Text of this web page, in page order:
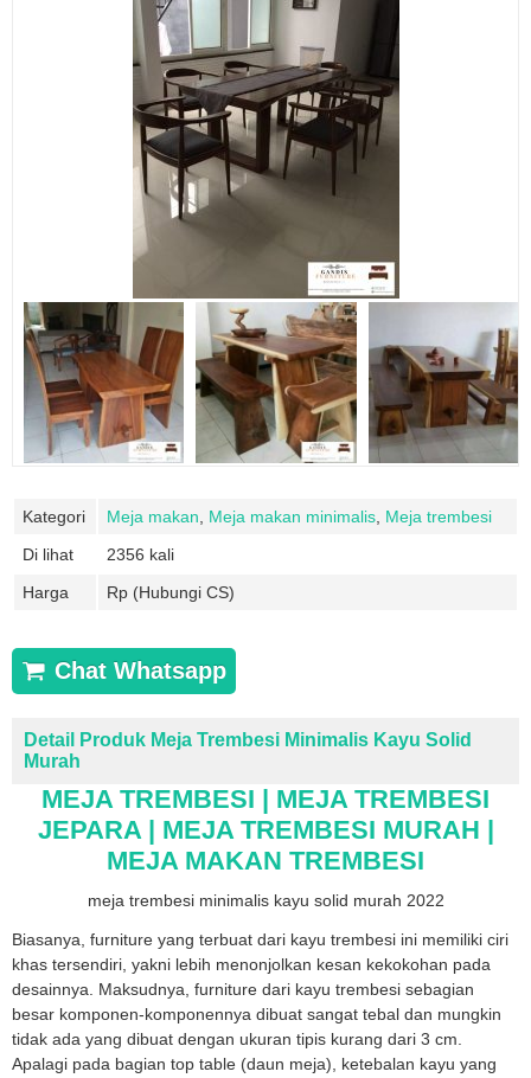
Kategori Meja makan, Meja makan minimalis, Meja trembesi
Di lihat
2356 kali
Harga
Rp (Hubungi CS)
Chat Whatsapp
Detail Produk Meja Trembesi Minimalis Kayu Solid
Murah
MEJA TREMBESI | MEJA TREMBESI
JEPARA | MEJA TREMBESI MURAH |
MEJA MAKAN TREMBESI
meja trembesi minimalis kayu solid murah 2022
Biasanya, furniture yang terbuat dari kayu trembesi ini memiliki ciri
khas tersendiri, yakni lebih menonjolkan kesan kekokohan pada
desainnya. Maksudnya, furniture dari kayu trembesi sebagian
besar komponen-komponennya dibuat sangat tebal dan mungkin
tidak ada yang dibuat dengan ukuran tipis kurang dari 3 cm.
Apalagi pada bagian top table (daun meja), ketebalan kayu yang